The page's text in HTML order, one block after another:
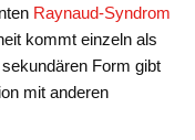
Raynaud-Syndrom
kommt einzeln als
Form gibt
mit anderen